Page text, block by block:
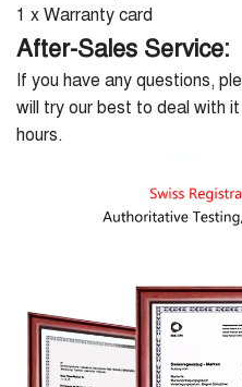
1 x Warranty card
After-Sales Service:
If you have any questions,
will try our best to deal with
hours.